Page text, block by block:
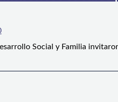
Social y Familia